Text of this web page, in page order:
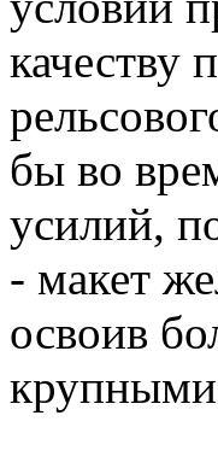
качеству
бы во
усилий,
- макет
освоив